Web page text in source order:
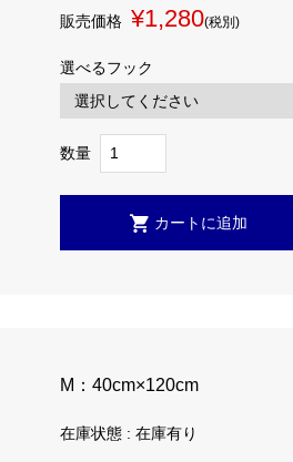
販売価格 ¥1,280(税別)
選べるフック
数量
M：40cm×120cm
在庫状態 : 在庫有り